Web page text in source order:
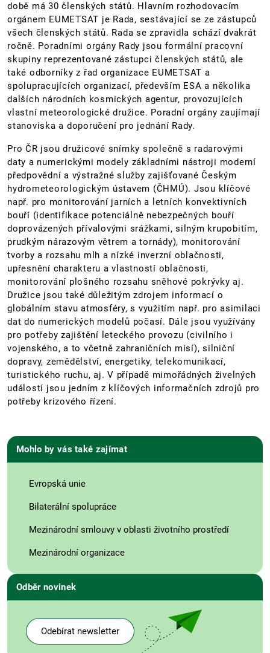
době má 30 členských států. Hlavním rozhodovacím
orgánem EUMETSAT je Rada, sestávající se ze zástupců
všech členských států. Rada se zpravidla schází dvakrát
ročně. Poradními orgány Rady jsou formální pracovní
skupiny reprezentované zástupci členských států, ale
také odborníky z řad organizace EUMETSAT a
spolupracujících organizací, především ESA a několika
dalších národních kosmických agentur, provozujících
vlastní meteorologické družice. Poradní orgány zaujímají
stanoviska a doporučení pro jednání Rady.
Pro ČR jsou družicové snímky společně s radarovými
daty a numerickými modely základními nástroji moderní
předpovědní a výstražné služby zajišťované Českým
hydrometeorologickým ústavem (ČHMÚ). Jsou klíčové
např. pro monitorování jarních a letních konvektivních
bouří (identifikace potenciálně nebezpečných bouří
doprovázených přívalovými srážkami, silným krupobitím,
prudkým nárazovým větrem a tornády), monitorování
tvorby a rozsahu mlh a nízké inverzní oblačnosti,
upřesnění charakteru a vlastností oblačnosti,
monitorování plošného rozsahu sněhové pokrývky aj.
Družice jsou také důležitým zdrojem informací o
globálním stavu atmosféry, s využitím např. pro asimilaci
dat do numerických modelů počasí. Dále jsou využívány
pro potřeby zajištění leteckého provozu (civilního i
vojenského, a to včetně zahraničních misí), silniční
dopravy, zemědělství, energetiky, telekomunikací,
turistického ruchu, aj. V případě mimořádných živelných
událostí jsou jedním z klíčových informačních zdrojů pro
potřeby krizového řízení.
Mohlo by vás také zajímat
Evropská unie
Bilaterální spolupráce
Mezinárodní smlouvy v oblasti životního prostředí
Mezinárodní organizace
Odběr novinek
Odebírat newsletter